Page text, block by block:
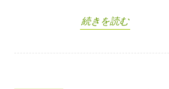
続きを読む